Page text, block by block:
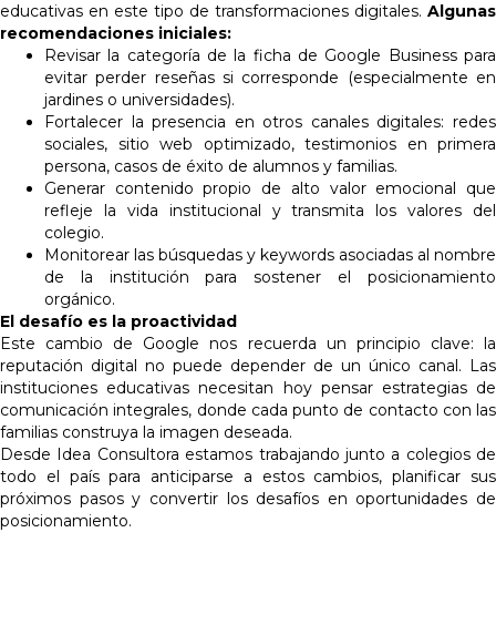
educativas en este tipo de transformaciones digitales. Algunas
recomendaciones iniciales:
Revisar la categoría de la ficha de Google Business para
evitar perder reseñas si corresponde (especialmente en
jardines o universidades).
Fortalecer la presencia en otros canales digitales: redes
sociales, sitio web optimizado, testimonios en primera
persona, casos de éxito de alumnos y familias.
Generar contenido propio de alto valor emocional que
refleje la vida institucional y transmita los valores del
colegio.
Monitorear las búsquedas y keywords asociadas al nombre
de la institución para sostener el posicionamiento
orgánico.
El desafío es la proactividad
Este cambio de Google nos recuerda un principio clave: la
reputación digital no puede depender de un único canal. Las
instituciones educativas necesitan hoy pensar estrategias de
comunicación integrales, donde cada punto de contacto con las
familias construya la imagen deseada.
Desde Idea Consultora estamos trabajando junto a colegios de
todo el país para anticiparse a estos cambios, planificar sus
próximos pasos y convertir los desafíos en oportunidades de
posicionamiento.